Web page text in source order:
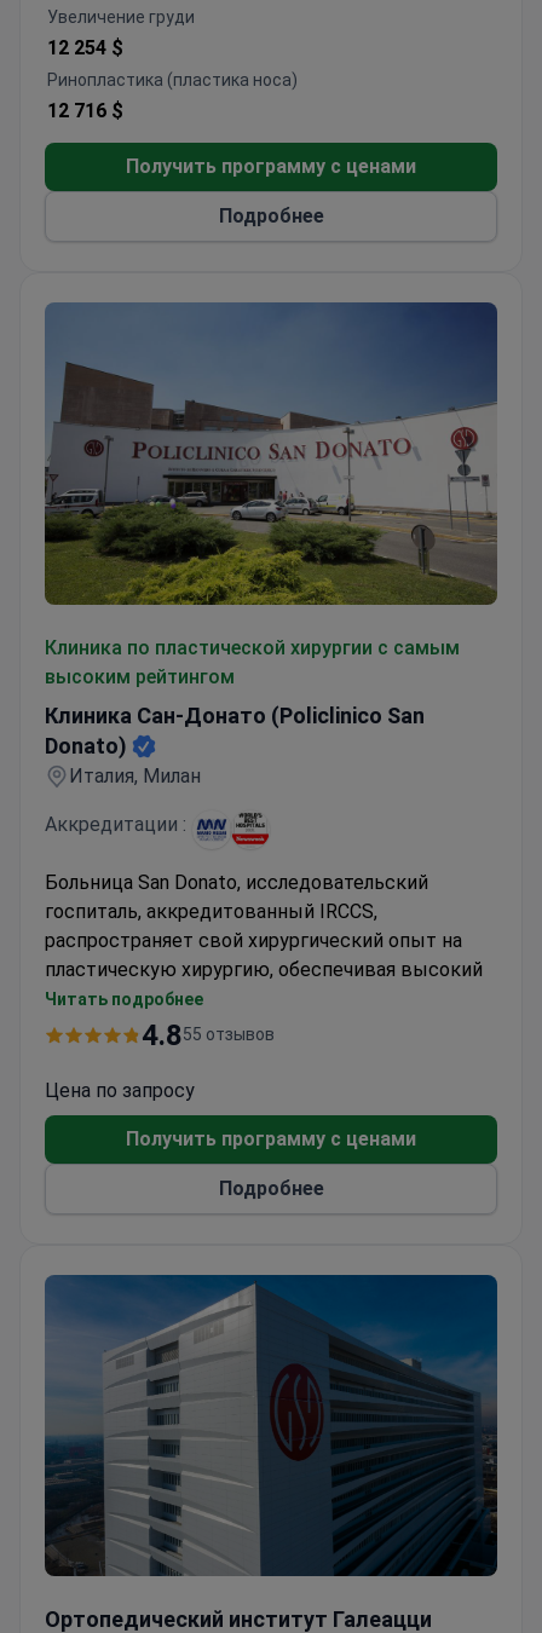
Специализируется на малоинвазивных
перенос жира
Аккредитованное IRCCS учреждение с
включая 3 робота da Vinci
Увеличение груди
12 254 $
Ринопластика (пластика носа)
12 716 $
Получить программу с ценами
Подробнее
Клиника по пластической хирургии с самым
высоким рейтингом
Клиника Сан-Донато (Policlinico San
Donato)
Италия, Милан
Аккредитации :
Больница San Donato, исследовательский
госпиталь, аккредитованный IRCCS,
распространяет свой хирургический опыт на
пластическую хирургию, обеспечивая высокий
уровень удовлетворенности пациентов.
Подтяжка лица и операции на шее
Ринопластика и отопластика доступны с
индивидуальными планами лечения
Процедуры по увеличению груди и
абдоминопластике предлагаются с
прозрачным ценообразованием
Читать подробнее
4.855 отзывов
Цена по запросу
Получить программу с ценами
Подробнее
Ортопедический институт Галеацци